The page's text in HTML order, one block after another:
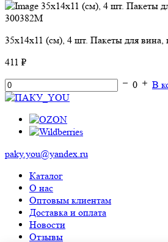
35х14х11 (см), 4 шт. Пакеты для вина,
411 ₽
0
В
paky.you@yandex.ru
Каталог
О нас
Оптовым клиентам
Доставка и оплата
Новости
Отзывы